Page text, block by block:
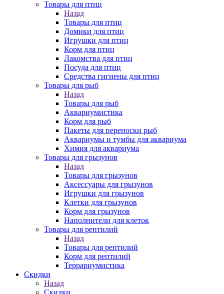
Товары для птиц
Назад
Товары для птиц
Домики для птиц
Игрушки для птиц
Корм для птиц
Лакомства для птиц
Посуда для птиц
Средства гигиены для птиц
Товары для рыб
Назад
Товары для рыб
Аквариумистика
Корм для рыб
Пакеты для переноски рыб
Аквариумы и тумбы для аквариума
Химия для аквариума
Товары для грызунов
Назад
Товары для грызунов
Аксессуары для грызунов
Игрушки для грызунов
Клетки для грызунов
Корм для грызунов
Наполнители для клеток
Товары для рептилий
Назад
Товары для рептилий
Корм для рептилий
Террариумистика
Скидки
Назад
Скидки